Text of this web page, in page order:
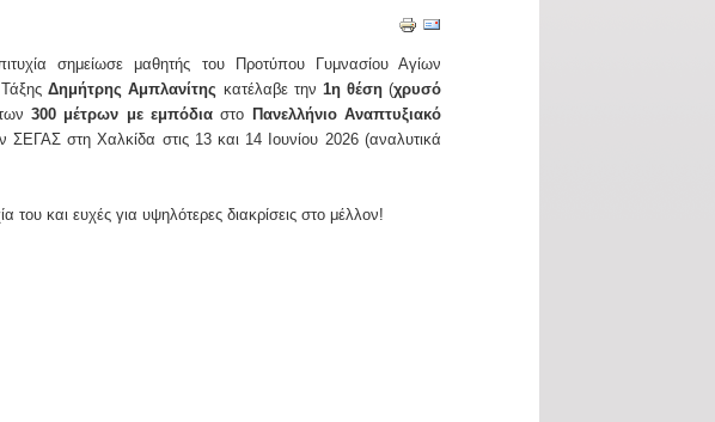
σημείωσε μαθητής του Προτύπου Γυμνασίου Αγίων
ΤάξηςΔημήτρης Αμπλανίτης κατέλαβε την 1η θέση(χρυσό
300 μέτρων με εμπόδιαστο Πανελλήνιο Αναπτυξιακό
ΣΕΓΑΣ στη Χαλκίδα στις 13 και 14 Ιουνίου 2026 (αναλυτικά
του και ευχές για υψηλότερες διακρίσεις στο μέλλον!